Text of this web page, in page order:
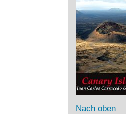
Nach oben